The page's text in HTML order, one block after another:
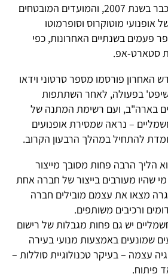
'אלתא מוטורס' נוסדה כבר בשנת 2007, והמועדים המובטחים
אופנועי מוטוקרוס וסופרמוטו
פעמים בשנתיים האחרונות, כפי
סטארט-אפ.
האחרון פורסמו מספר סרטוני וידאו
בפעולה, לאחר השתתפות
בארה"ב, ועם רשימת המתנה של
החשמליים – נראה שמסירת אופנועים
להתחיל במהלך הרבעון הקרוב.
הליך הרבה פחות מסובך מייצור
שהיו מעורבים בייצור של חברה אחת
מצאו את עצמם מובילים חברה
ורכיבים משותפים.
יש גם פחות מגבלות של רישום
שמונעים באמצעות מנועי בעירה
עצמה – בעיקר טכנולוגיית סוללות –
פיתוח.